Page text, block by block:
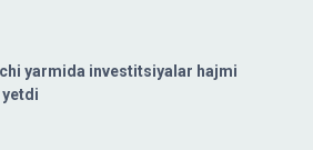
yarmida investitsiyalar hajmi
yetdi